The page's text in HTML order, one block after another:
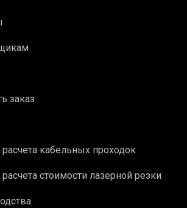
заказ
расчета кабельных проходок
стоимости лазерной резки